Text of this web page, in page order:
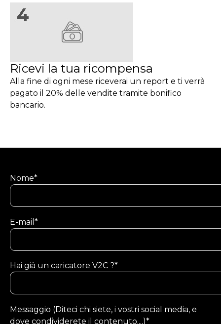
Ricevi la tua ricompensa
Alla fine di ogni mese riceverai un report e ti verrà
pagato il 20% delle vendite tramite bonifico
bancario.
Nome*
E-mail*
Hai già un caricatore V2C ?*
Messaggio (Diteci chi siete, i vostri social media, e
dove condividerete il contenuto....)*